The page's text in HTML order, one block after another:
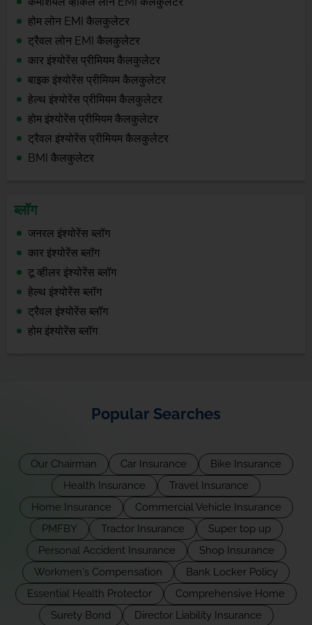
होम लोन EMI कैलकुलेटर
ट्रैवल लोन EMI कैलकुलेटर
कार इंश्योरेंस प्रीमियम कैलकुलेटर
बाइक इंश्योरेंस प्रीमियम कैलकुलेटर
हेल्थ इंश्योरेंस प्रीमियम कैलकुलेटर
होम इंश्योरेंस प्रीमियम कैलकुलेटर
ट्रैवल इंश्योरेंस प्रीमियम कैलकुलेटर
BMI कैलकुलेटर
ब्लॉग
जनरल इंश्योरेंस ब्लॉग
कार इंश्योरेंस ब्लॉग
टू व्हीलर इंश्योरेंस ब्लॉग
हेल्थ इंश्योरेंस ब्लॉग
ट्रैवल इंश्योरेंस ब्लॉग
होम इंश्योरेंस ब्लॉग
Popular Searches
Our Chairman Car Insurance
Bike Insurance
Health Insurance
Travel Insurance
Home Insurance
Commercial Vehicle Insurance
PMFBY
Tractor Insurance
Super top up
Personal Accident Insurance
Shop Insurance
Workmen's Compensation
Bank Locker Policy
Essential Health Protector
Comprehensive Home
Surety Bond
Director Liability Insurance